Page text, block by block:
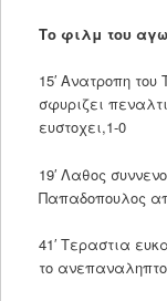
Το φιλμ του
15′ Ανατροπη
σφυριζει
ευστοχει,1-0
19′ Λαθος
Παπαδοπουλος
41′ Τεραστια
το